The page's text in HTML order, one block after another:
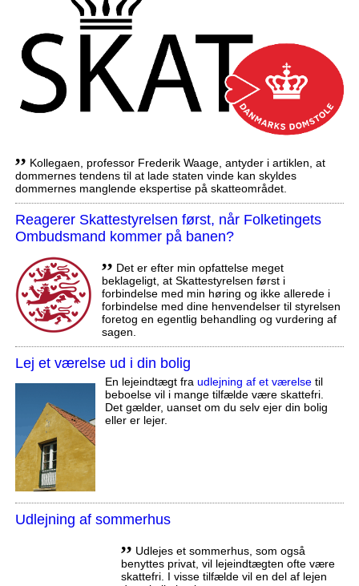
,, Kollegaen, professor Frederik Waage, antyder i artiklen, at
dommernes tendens til at lade staten vinde kan skyldes
dommernes manglende ekspertise på skatteområdet.
Reagerer Skattestyrelsen først, når Folketingets
Ombudsmand kommer på banen?
,, Det er efter min opfattelse meget
beklageligt, at Skattestyrelsen først i
forbindelse med min høring og ikke allerede i
forbindelse med dine henvendelser til styrelsen
foretog en egentlig behandling og vurdering af
sagen.
Lej et værelse ud i din bolig
En lejeindtægt fra udlejning af et værelsetil
beboelse vil i mange tilfælde være skattefri.
Det gælder, uanset om du selv ejer din bolig
eller er lejer.
Udlejning af sommerhus
,, Udlejes et sommerhus, som også
benyttes privat, vil lejeindtægten ofte være
skattefri. I visse tilfælde vil en del af lejen